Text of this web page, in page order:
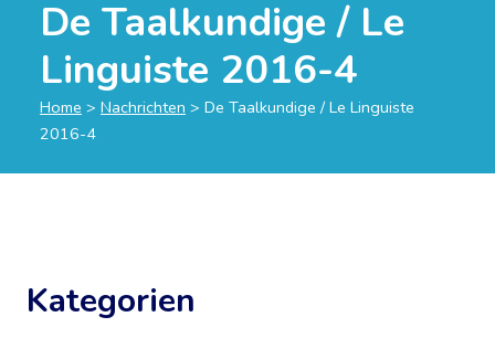
De Taalkundige / Le
Linguiste 2016-4
Home > Nachrichten > De Taalkundige / Le Linguiste
2016-4
Kategorien